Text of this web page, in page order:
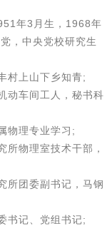
年3月生，1968年
，中央党校研究生
村上山下乡知青;
动车间工人，秘书科
物理专业学习;
物理室技术干部，
所团委副书记，马钢
书记、党组书记;